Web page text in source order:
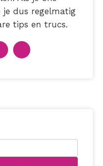
dus regelmatig
tips en trucs.